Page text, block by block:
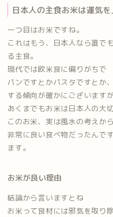
日本人の主食お米は運気
一つ目はお米ですね。
これはもう、日本人なら誰で
る主食。
現代では欧米食に偏りがちで
パンですとかパスタですとか
する傾向が確かにございます
あくまでもお米は日本人の大
このお米、実は風水の考えか
非常に良い食べ物だったんで
ます。
お米が良い理由
結論から言いますとね
お米って食材には邪気を取り